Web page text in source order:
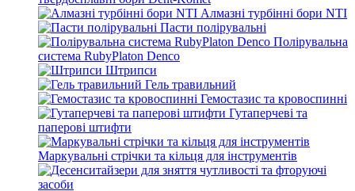
Алмазні турбінні бори NTI
Пасти полірувальні
Полірувальна
система RubyPlaton Denco
Штрипси
Гель травильний
Гемостазис та кровоспинні
Гутаперчеві та
паперові штифти
Маркувальні стрічки та кільця для інструментів